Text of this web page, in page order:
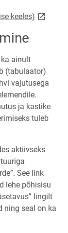
keeles) link
ainult
(tabulaator)
vajutusega
ja kastike
tuleb
aktiivseks
See link
lehe põhisisu
lingilt
ning seal on ka